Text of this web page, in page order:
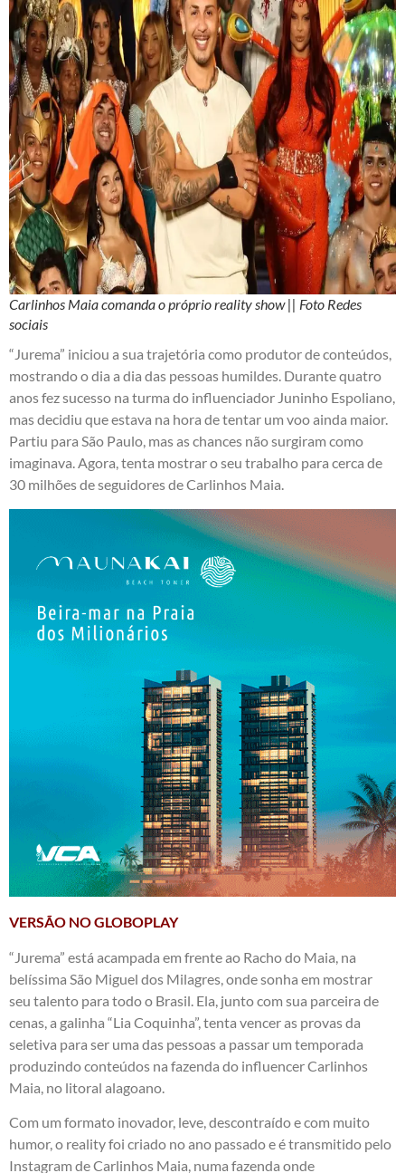
Carlinhos Maia comanda o próprio reality show || Foto Redes
sociais
“Jurema” iniciou a sua trajetória como produtor de conteúdos,
mostrando o dia a dia das pessoas humildes. Durante quatro
anos fez sucesso na turma do influenciador Juninho Espoliano,
mas decidiu que estava na hora de tentar um voo ainda maior.
Partiu para São Paulo, mas as chances não surgiram como
imaginava. Agora, tenta mostrar o seu trabalho para cerca de
30 milhões de seguidores de Carlinhos Maia.
VERSÃO NO GLOBOPLAY
“Jurema” está acampada em frente ao Racho do Maia, na
belíssima São Miguel dos Milagres, onde sonha em mostrar
seu talento para todo o Brasil. Ela, junto com sua parceira de
cenas, a galinha “Lia Coquinha”, tenta vencer as provas da
seletiva para ser uma das pessoas a passar um temporada
produzindo conteúdos na fazenda do influencer Carlinhos
Maia, no litoral alagoano.
Com um formato inovador, leve, descontraído e com muito
humor, o reality foi criado no ano passado e é transmitido pelo
Instagram de Carlinhos Maia, numa fazenda onde